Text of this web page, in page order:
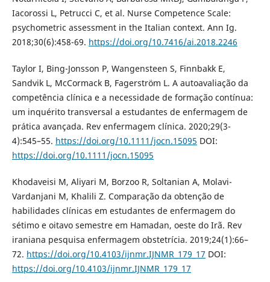
Iacorossi L, Petrucci C, et al. Nurse Competence Scale:
psychometric assessment in the Italian context. Ann Ig.
2018;30(6):458-69. https://doi.org/10.7416/ai.2018.2246
Taylor I, Bing-Jonsson P, Wangensteen S, Finnbakk E,
Sandvik L, McCormack B, Fagerström L. A autoavaliação da
competência clínica e a necessidade de formação contínua:
um inquérito transversal a estudantes de enfermagem de
prática avançada. Rev enfermagem clínica. 2020;29(3-
4):545–55. https://doi.org/10.1111/jocn.15095 DOI:
https://doi.org/10.1111/jocn.15095
Khodaveisi M, Aliyari M, Borzoo R, Soltanian A, Molavi-
Vardanjani M, Khalili Z. Comparação da obtenção de
habilidades clínicas em estudantes de enfermagem do
sétimo e oitavo semestre em Hamadan, oeste do Irã. Rev
iraniana pesquisa enfermagem obstetrícia. 2019;24(1):66–
72. https://doi.org/10.4103/ijnmr.IJNMR_179_17 DOI:
https://doi.org/10.4103/ijnmr.IJNMR_179_17